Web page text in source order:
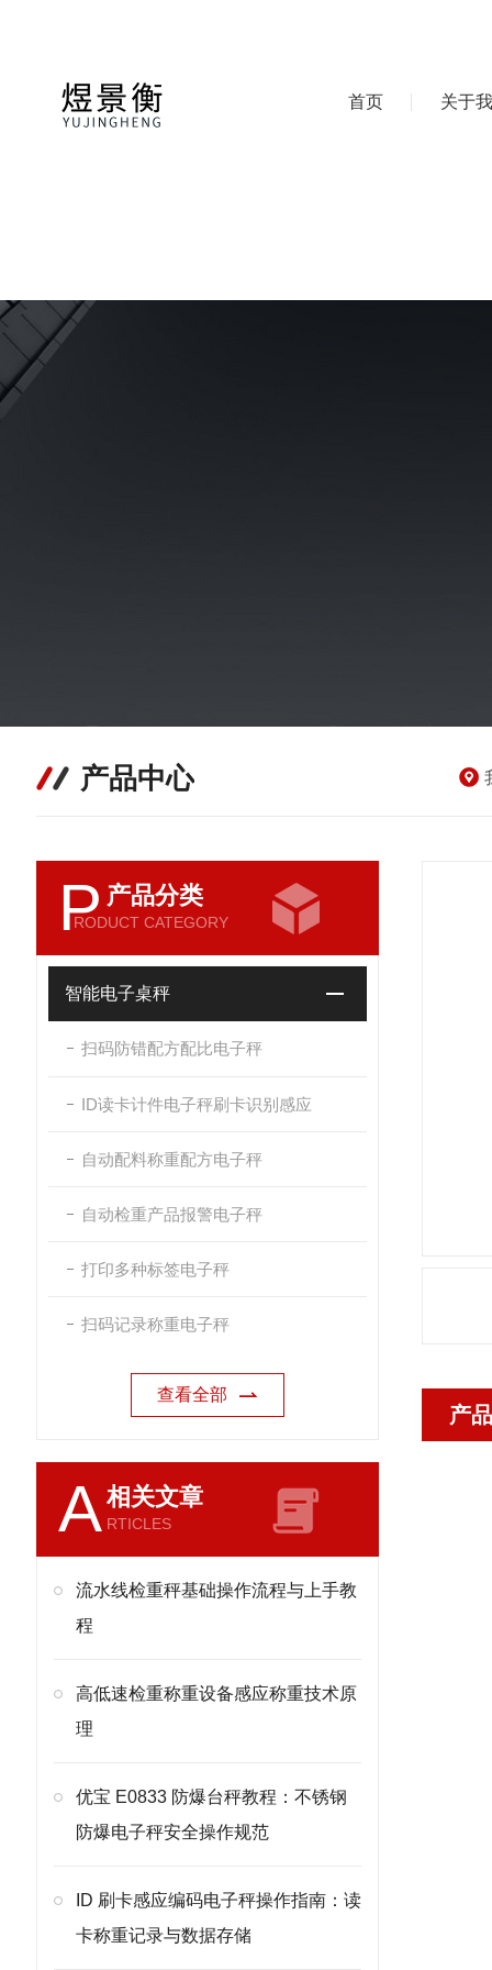
首页 关于
产品中心
P 产品分类
RODUCT CATEGORY
智能电子桌秤
扫码防错配方配比电子秤
ID读卡计件电子秤刷卡识别感应
自动配料称重配方电子秤
自动检重产品报警电子秤
打印多种标签电子秤
扫码记录称重电子秤
查看全部
A相关文章
RTICLES
流水线检重秤基础操作流程与上手教
程
高低速检重称重设备感应称重技术原
理
优宝 E0833 防爆台秤教程：不锈钢
防爆电子秤安全操作规范
ID 刷卡感应编码电子秤操作指南：读
卡称重记录与数据存储
产